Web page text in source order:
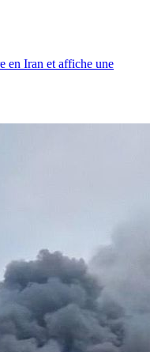
en Iran et affiche une